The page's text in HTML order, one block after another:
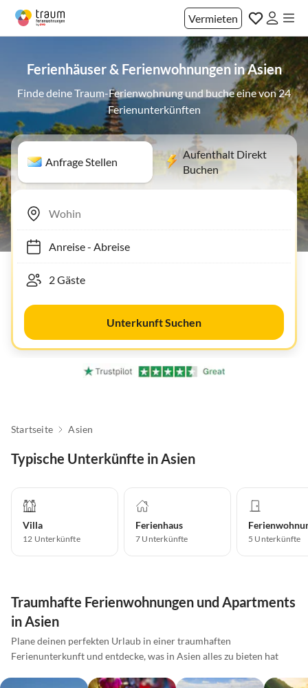
Vermieten
Ferienhäuser & Ferienwohnungen in Asien
Finde deine Traum-Ferienwohnung und buche eine von 24
Ferienunterkünften
Anfrage Stellen
Aufenthalt Direkt
Buchen
Anreise- Abreise
Unterkunft Suchen
Startseite Asien
Typische Unterkünfte in Asien
Villa
12 Unterkünfte
Ferienhaus
7 Unterkünfte 5 Unterkünfte
Traumhafte Ferienwohnungen und Apartments
in Asien
Plane deinen perfekten Urlaub in einer traumhaften
Ferienunterkunft und entdecke, was in Asien alles zu bieten hat